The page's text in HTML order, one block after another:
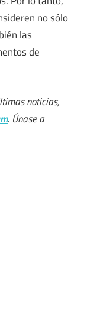
no sólo
las
de
noticias,
. Únase a